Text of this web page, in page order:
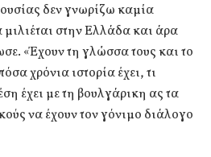
δεν γνωρίζω καμία
στην Ελλάδα και άρα
«Έχουν τη γλώσσα τους και το
χρόνια ιστορία έχει, τι
έχει με τη βουλγάρικη ας τα
να έχουν τον γόνιμο διάλογο